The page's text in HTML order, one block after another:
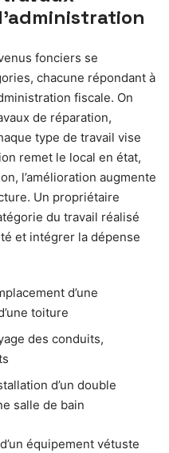
fonciers se
chacune répondant à
fiscale. On
de réparation,
type de travail vise
remet le local en état,
l’amélioration augmente
Un propriétaire
du travail réalisé
et intégrer la dépense
d’une
toiture
des conduits,
d’un double
salle de bain
équipement vétuste